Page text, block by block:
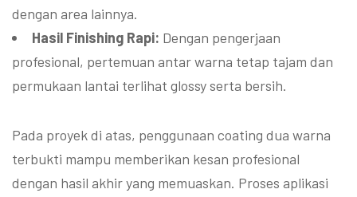
dengan area lainnya.
Hasil Finishing Rapi: Dengan pengerjaan
profesional, pertemuan antar warna tetap tajam dan
permukaan lantai terlihat glossy serta bersih.
Pada proyek di atas, penggunaan coating dua warna
terbukti mampu memberikan kesan profesional
dengan hasil akhir yang memuaskan. Proses aplikasi